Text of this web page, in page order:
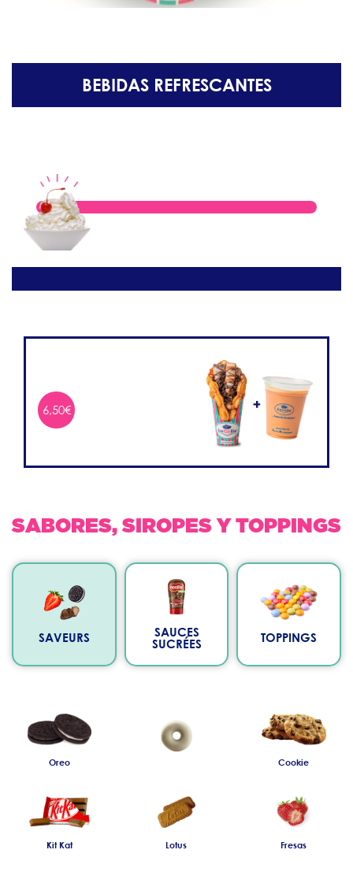
BEBIDAS REFRESCANTES
6,50€
SABORES, SIROPES Y TOPPINGS
SAVEURS
SAUCES
SUCRÉES
TOPPINGS
Oreo Cookie
Kit Kat Lotus Fresas